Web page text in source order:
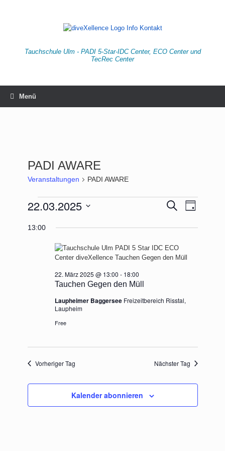
Tauchschule Ulm - PADI 5-Star-IDC Center, ECO Center und
TecRec Center
Menü
PADI AWARE
Veranstaltungen PADI AWARE
Veranstaltungen
für
März
Veranstaltungen
Suche
Suche
Ansichten-
Tag
22.03.2025
wählen.
13:00
Tauchen Gegen den Müll
22. März 2025 @ 13:00 - 18:00
Laupheimer Baggersee Freizeitbereich Risstal,
Laupheim
Free
Vorheriger Tag Nächster Tag
Kalender abonnieren